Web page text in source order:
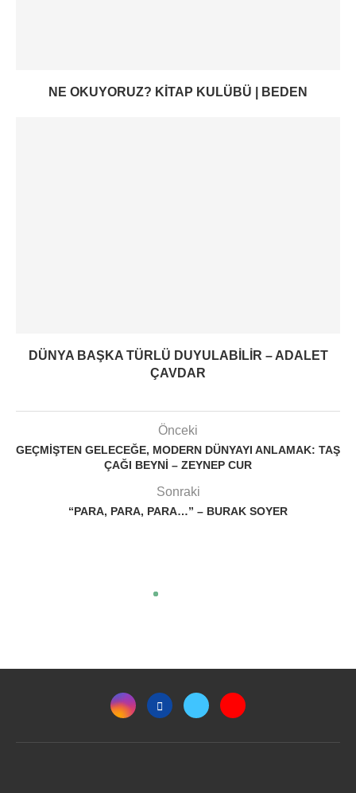
NE OKUYORUZ? KITAP KULÜBÜ | BEDEN
DÜNYA BAŞKA TÜRLÜ DUYULABILIR – ADALET
ÇAVDAR
Önceki
GEÇMIŞTEN GELECEĞE, MODERN DÜNYAYI ANLAMAK: TAŞ
ÇAĞI BEYNI – ZEYNEP CUR
Sonraki
“PARA, PARA, PARA…” – BURAK SOYER